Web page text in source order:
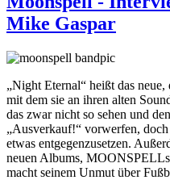
Mike Gaspar
„Night Eternal“ heißt das
mit dem sie an ihren alten
das zwar nicht so sehen und
„Ausverkauf!“ vorwerfen,
etwas entgegenzusetzen.
neuen Albums,
macht seinem Unmut über